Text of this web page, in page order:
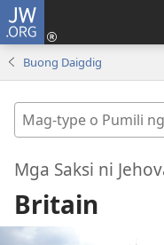
JW.ORG
Buong Daigdig
Mag-
type
o
Pumili
ng
Lokasyon
Mga Saksi ni
Britain